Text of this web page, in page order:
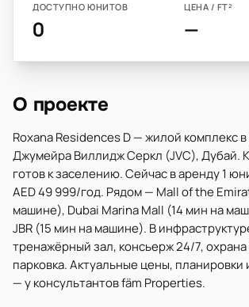
ДОСТУПНО ЮНИТОВ
0
ЦЕНА / FT²
—
О проекте
Roxana Residences D — жилой комплекс
Джумейра Виллидж Серкл (JVC), Дубай.
готов к заселению. Сейчас в аренду 1
AED 49 999/год. Рядом — Mall of the
машине), Dubai Marina Mall (14 мин на
JBR (15 мин на машине). В
тренажёрный зал, консьерж 24/7,
парковка. Актуальные цены,
— у консультантов fäm Properties.